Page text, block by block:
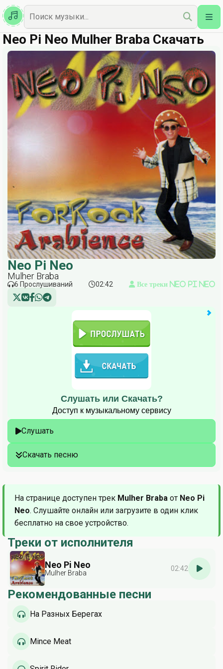
Казахская
Наш Топ
Neo Pi Neo Mulher Braba Скачать
Neo Pi Neo
Mulher Braba
6 Прослушиваний 02:42 Все треки Neo Pi Neo
Слушать или Скачать?
Доступ к музыкальному сервису
Слушать
Скачать песню
На странице доступен трек Mulher Braba от Neo Pi
Neo. Слушайте онлайн или загрузите в один клик
бесплатно на свое устройство.
Треки от исполнителя
Neo Pi Neo
Mulher Braba
02:42
Рекомендованные песни
На Разных Берегах
Mince Meat